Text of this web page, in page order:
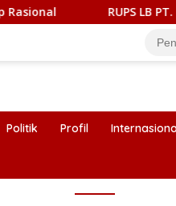
RUPS LB PT.
Politik Profil